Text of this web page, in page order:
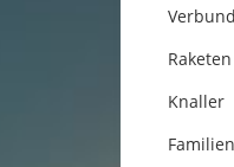
Raketen
Knaller